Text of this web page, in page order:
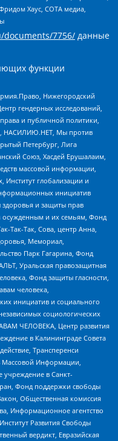
Хаус, СОТА медиа,
7756/ данные
функции
Нижегородский
гендерных исследований,
и публичной политики,
НАСИЛИЮ.НЕТ, Мы против
Петербург, Лига
Союз, Хасдей Ерушалаим,
массовой информации,
глобализации и
инициатив
и защиты прав
и их семьям, Фонд
Так-Так, Сова, центр Анна,
Мемориал,
Парк Гагарина, Фонд
Уральская правозащитная
Фонд защиты гласности,
человека,
инициатив и социального
социологических
ЧЕЛОВЕКА, Центр развития
в Калининграде Совета
Трансперенси
Информации,
учреждение в Санкт-
Фонд поддержки свободы
Общественная комиссия
Информационное агентство
Развития Свободы
вердикт, Евразийская